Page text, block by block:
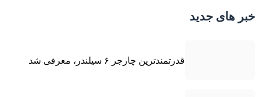
خبر های جدید
قدرتمندترین چارجر ۶ سیلندر، معرفی شد